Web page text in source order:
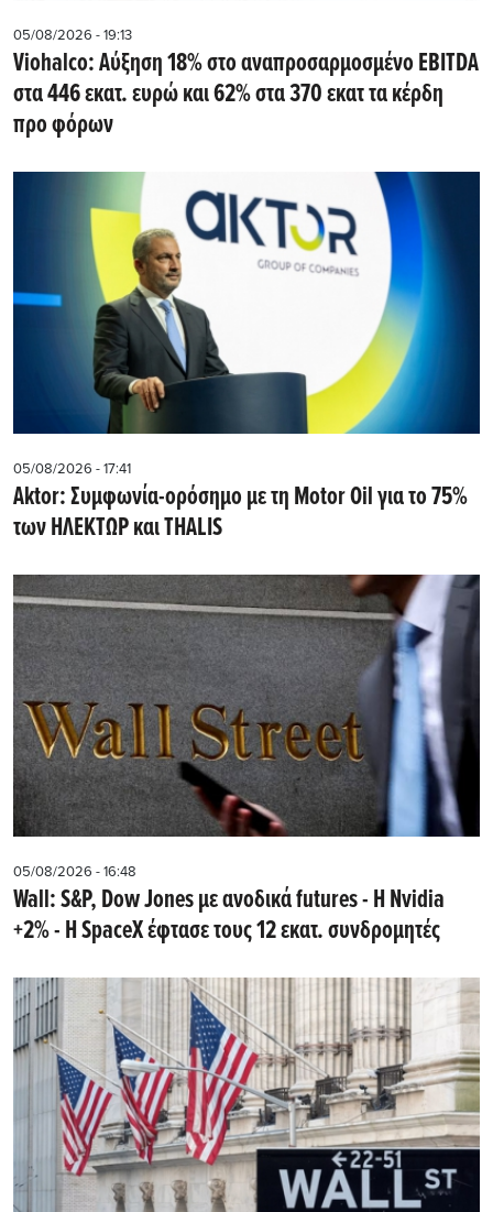
05/08/2026 - 19:13
Viohalco: Αύξηση 18% στο αναπροσαρμοσμένο EBITDA
στα 446 εκατ. ευρώ και 62% στα 370 εκατ τα κέρδη
προ φόρων
05/08/2026 - 17:41
Aktor: Συμφωνία-ορόσημο με τη Motor Oil για το 75%
των ΗΛΕΚΤΩΡ και THALIS
05/08/2026 - 16:48
Wall: S&P, Dow Jones με ανοδικά futures - Η Nvidia
+2% - Η SpaceX έφτασε τους 12 εκατ. συνδρομητές